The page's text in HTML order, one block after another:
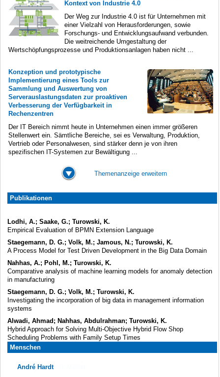
Kontext von Industrie 4.0
Der Weg zur Industrie 4.0 ist für Unternehmen mit
einer Vielzahl von Herausforderungen, sowie
Forschungs- und Entwicklungsaufwand verbunden.
Die weitreichende Umgestaltung der
Wertschöpfungsprozesse und Produktionsanlagen haben nicht ...
Konzeption und prototypische
Implementierung eines Tools zur
Sammlung und Auswertung von
Serverauslastungsdaten zur proaktiven
Verbesserung der Verfügbarkeit in
Rechenzentren
Der IT Bereich nimmt heute in Unternehmen einen immer größeren
Stellenwert ein. Sämtliche Bereiche, sei es Verwaltung, Produktion,
Vertrieb oder Personalwesen, sind stärker denn je von ihren
spezifischen IT-Systemen zur Bewältigung ...
Themenanzeige erweitern
Publikationen
Lodhi, A.; Saake, G.; Turowski, K.
Empirical Evaluation of BPMN Extension Language
Staegemann, D. G.; Volk, M.; Jamous, N.; Turowski, K.
A Process Model for Test Driven Development in the Big Data Domain
Nahhas, A.; Pohl, M.; Turowski, K.
Comparative analysis of machine learning models for anomaly detection
in manufacturing
Staegemann, D. G.; Volk, M.; Turowski, K.
Investigating the incorporation of big data in management information
systems
Alwadi, Ahmad; Nahhas, Abdulrahman; Turowski, K.
Hybrid Approach for Solving Multi-Objective Hybrid Flow Shop
Scheduling Problems with Family Setup Times
Menschen
André Hardt